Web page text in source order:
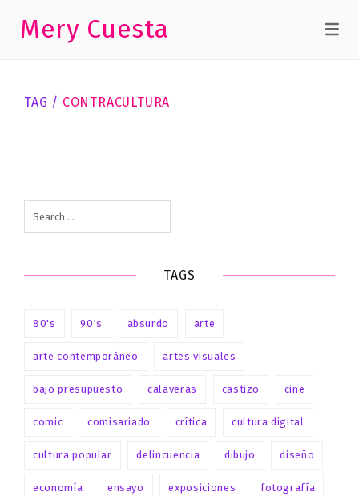
Mery Cuesta
TAG / CONTRACULTURA
Víbora:
los
for:
TAGS
80's 90's absurdo arte
arte contemporáneo artes visuales
bajo presupuesto calaveras castizo cine
comic comisariado crítica cultura digital
cultura popular delincuencia dibujo diseño
economía ensayo exposiciones fotografía